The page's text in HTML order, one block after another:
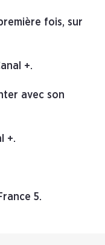
fois, sur
+.
avec son
+.
5.